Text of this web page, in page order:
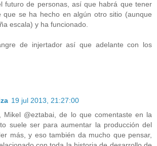
futuro de personas, así que habrá que tener
que se ha hecho en algún otro sitio (aunque
escala) y ha funcionado.
de injertador así que adelante con los
19 jul 2013, 21:27:00
Mikel @eztabai, de lo que comentaste en la
suele ser para aumentar la producción del
más, y eso también da mucho que pensar,